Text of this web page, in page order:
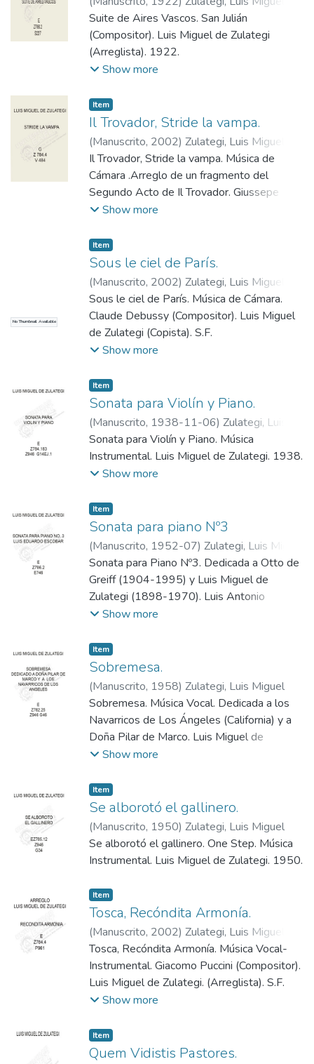
(Arreglista);Julián, San (Compositor)
Suite de Aires Vascos. San Julián
(Compositor). Luis Miguel de Zulategi
(Arreglista). 1922.
Show more
Item
Il Trovador, Stride la vampa.
(Manuscrito, 2002) Zulategi, Luis Miguel
(Arreglista) ;Verdi, Giussepe (Compositor)
Il Trovador, Stride la vampa. Música de
Cámara .Arreglo de un fragmento del
Segundo Acto de Il Trovador. Giussepe
Verdi (Compositor). Luis Miguel de Zulategi
Show more
No Thumbnail Available
Item
Sous le ciel de París.
(Manuscrito, 2002) Zulategi, Luis Miguel
(Copista);Debussy, Claude (Compositor)
Sous le ciel de París. Música de Cámara.
Claude Debussy (Compositor). Luis Miguel
de Zulategi (Copista). S.F.
Show more
Item
Sonata para Violín y Piano.
(Manuscrito, 1938-11-06) Zulategi, Luis
Miguel
Sonata para Violín y Piano. Música
Instrumental. Luis Miguel de Zulategi. 1938.
Show more
Item
Sonata para piano Nº3
(Manuscrito, 1952-07) Zulategi, Luis Miguel
(Copista);Escobar, Luis Antonio
(Compositor)
Sonata para Piano Nº3. Dedicada a Otto de
Greiff (1904-1995) y Luis Miguel de
Zulategi (1898-1970). Luis Antonio
Escobar (Compositor). Luis Miguel de
Show more
Item
Sobremesa.
(Manuscrito, 1958) Zulategi, Luis Miguel
Sobremesa. Música Vocal. Dedicada a los
Navarricos de Los Ángeles (California) y a
Doña Pilar de Marco. Luis Miguel de
Zulategi. 1958.
Show more
Item
Se alborotó el gallinero.
(Manuscrito, 1950) Zulategi, Luis Miguel
Se alborotó el gallinero. One Step. Música
Instrumental. Luis Miguel de Zulategi. 1950.
Item
Tosca, Recóndita Armonía.
(Manuscrito, 2002) Zulategi, Luis Miguel
(Arreglista);Puccini, Giacomo (Compositor)
Tosca, Recóndita Armonía. Música Vocal-
Instrumental. Giacomo Puccini (Compositor).
Luis Miguel de Zulategi. (Arreglista). S.F.
Show more
Item
Quem Vidistis Pastores.